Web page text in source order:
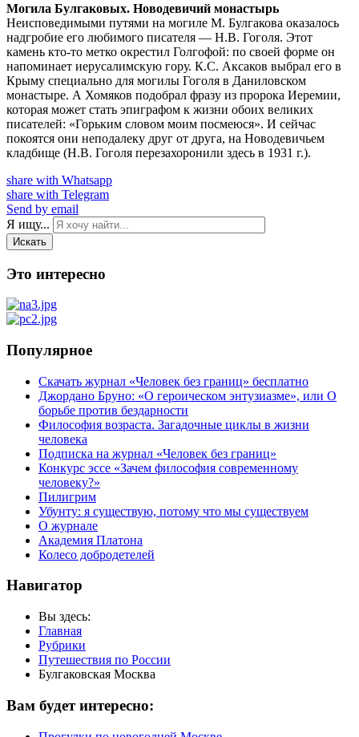
Могила Булгаковых. Новодевичий монастырь
Неисповедимыми путями на могиле М. Булгакова оказалось
надгробие его любимого писателя — Н.В. Гоголя. Этот
камень кто-то метко окрестил Голгофой: по своей форме он
напоминает иерусалимскую гору. К.С. Аксаков выбрал его в
Крыму специально для могилы Гоголя в Даниловском
монастыре. А Хомяков подобрал фразу из пророка Иеремии,
которая может стать эпиграфом к жизни обоих великих
писателей: «Горьким словом моим посмеюся». И сейчас
покоятся они неподалеку друг от друга, на Новодевичьем
кладбище (Н.В. Гоголя перезахоронили здесь в 1931 г.).
share with Whatsapp
share with Telegram
Send by email
Я ищу...
Искать
Это интересно
Популярное
Скачать журнал «Человек без границ» бесплатно
Джордано Бруно: «О героическом энтузиазме», или О
борьбе против бездарности
Философия возраста. Загадочные циклы в жизни
человека
Подписка на журнал «Человек без границ»
Конкурс эссе «Зачем философия современному
человеку?»
Пилигрим
Убунту: я существую, потому что мы существуем
О журнале
Академия Платона
Колесо добродетелей
Навигатор
Вы здесь:
Главная
Рубрики
Путешествия по России
Булгаковская Москва
Вам будет интересно: